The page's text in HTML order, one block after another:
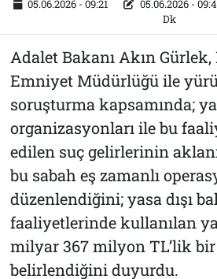
05.06.2026 - 09:21 05.06.2026 -
Dk
Adalet Bakanı Akın
Emniyet Müdürlüğü ile
soruşturma kapsamında;
organizasyonları ile bu
edilen suç gelirlerinin
bu sabah eş zamanlı
düzenlendiğini; yasa dışı
faaliyetlerinde kullanılan
milyar 367 milyon TL’lik
belirlendiğini duyurdu.